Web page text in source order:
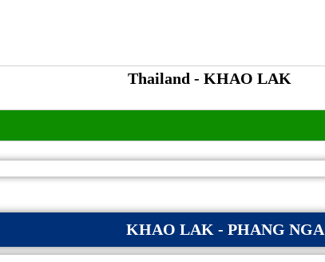
Thailand - KHAO LAK
KHAO LAK - PHANG NGA